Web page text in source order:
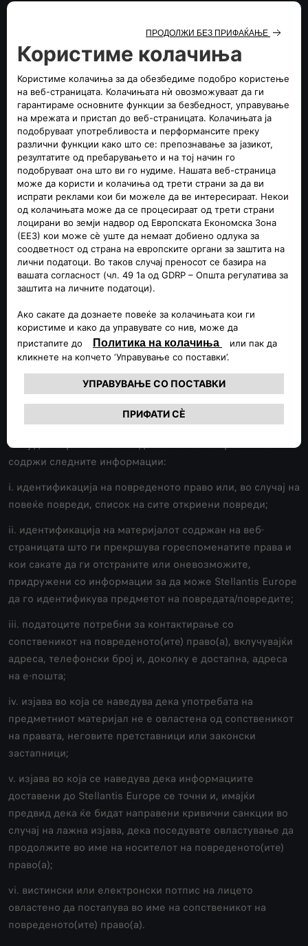
линкови.
Stellantis Europe не може да се смета за одговорна за
каква било штета, директна или индиректна,
вклучително и губење на профит, што произлегува од
употребата или неможноста да се користи веб-
страницата и нејзината содржин, или страниците
поврзани со неа директно или индиректно, како и за
пропусти или грешки.
Интелектуална сопственост на трето лице
Оваа веб-страница е управувана од страна на Stellantis
Europe. Stellantis Europe ги почитува правата на
интелектуална сопственост на трето лице. Некои
материјали на веб-страницата може да бидат објавени и
достапни на веб-страницата од трети страни без
овластување на Stellantis Europe. Политиката на Stellantis
Europe не дозволува трајност на материјалите што ги
прекршуваат правата на трети страни и сметките на
корисниците кои ги прекршуваат овие права ќе бидат
избришани, откако Stellantis Europe ќе дознае за
соодветната повреда.
Ако корисникот верува дека некој од материјалите на
веб-страницата ги прекршува неговите права, потребно
е тој да испрати белешка до Stellantis Europe што ќе ги
содржи следните информации:
i. идентификација на повреденото право или, во случај на
повеќе повреди, список на сите откриени повреди;
ii. идентификација на материјалот содржан на веб-
страницата што ги прекршува гореспоменатите права и
кои сакате да ги отстраните или оневозможите,
придружени со информации за да може Stellantis Europe
да го идентификува предметот на повредата/повредите;
iii. податоците потребни за контактирање со
сопственикот на повреденото(ите) право(а), вклучувајќи
адреса, телефонски број и, доколку е достапна, адреса
на е-пошта;
iv. изјава во која се наведува дека употребата на
предметниот материјал не е овластена од сопственикот
на правата, неговите претставници или законски
застапници;
v. изјава во која се наведува дека информациите
доставени до Stellantis Europe се точни и, имајќи
предвид дека ќе бидат направени кривични санкции во
случај на лажна изјава, дека поседувате овластување да
продолжите во име на носителот на повреденото(ите)
право(а);
vi. вистински или електронски потпис на лицето
овластено да постапува во име на сопственикот на
повреденото(ите) право(а).